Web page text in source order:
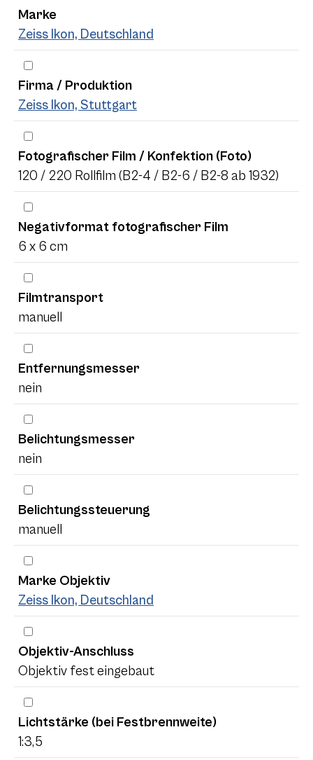
Marke
Zeiss Ikon, Deutschland
Firma / Produktion
Zeiss Ikon, Stuttgart
Fotografischer Film / Konfektion (Foto)
120 / 220 Rollfilm (B2-4 / B2-6 / B2-8 ab 1932)
Negativformat fotografischer Film
6 x 6 cm
Filmtransport
manuell
Entfernungsmesser
nein
Belichtungsmesser
nein
Belichtungssteuerung
manuell
Marke Objektiv
Zeiss Ikon, Deutschland
Objektiv-Anschluss
Objektiv fest eingebaut
Lichtstärke (bei Festbrennweite)
1:3,5